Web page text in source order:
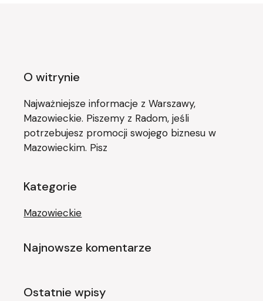
O witrynie
Najważniejsze informacje z Warszawy,
Mazowieckie. Piszemy z Radom, jeśli
potrzebujesz promocji swojego biznesu w
Mazowieckim. Pisz
Kategorie
Mazowieckie
Najnowsze komentarze
Ostatnie wpisy